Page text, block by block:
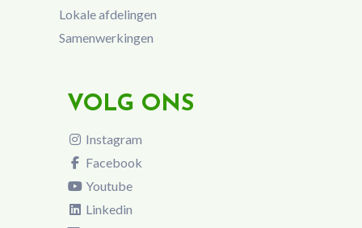
Lokale afdelingen
Samenwerkingen
VOLG ONS
Instagram
Facebook
Youtube
Linkedin